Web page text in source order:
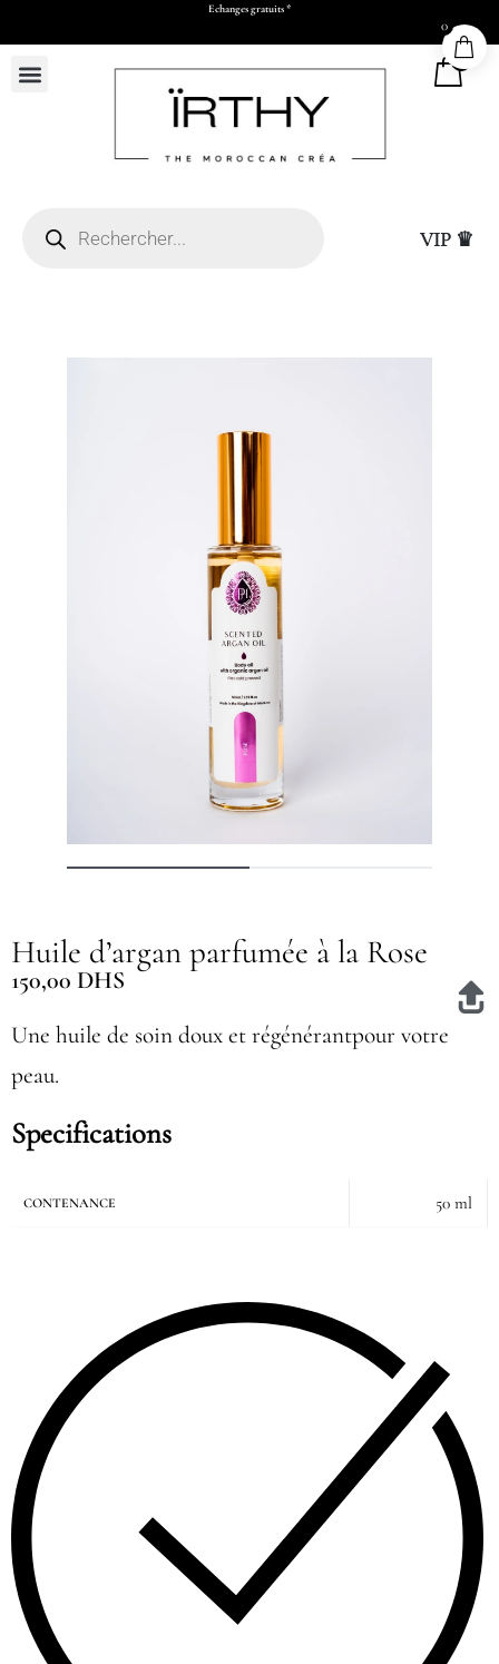
Echanges gratuits *
0
VIP ♛
Huile d’argan parfumée à la Rose
150,00 DHS
Une huile de soin doux et régénérantpour votre
peau.
Specifications
CONTENANCE 50 ml
0
15,00DHS